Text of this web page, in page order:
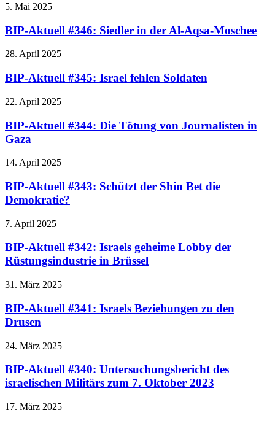
5. Mai 2025
BIP-Aktuell #346: Siedler in der Al-Aqsa-Moschee
28. April 2025
BIP-Aktuell #345: Israel fehlen Soldaten
22. April 2025
BIP-Aktuell #344: Die Tötung von Journalisten in
Gaza
14. April 2025
BIP-Aktuell #343: Schützt der Shin Bet die
Demokratie?
7. April 2025
BIP-Aktuell #342: Israels geheime Lobby der
Rüstungsindustrie in Brüssel
31. März 2025
BIP-Aktuell #341: Israels Beziehungen zu den
Drusen
24. März 2025
BIP-Aktuell #340: Untersuchungsbericht des
israelischen Militärs zum 7. Oktober 2023
17. März 2025